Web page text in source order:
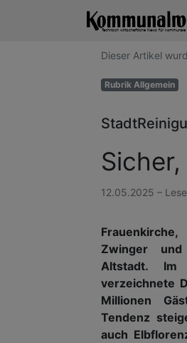
Dieser Artikel
Rubrik Allgemein
12.05.2025 –
Zwinger
Altstadt. Im
verzeichnete
Millionen
Tendenz
auch